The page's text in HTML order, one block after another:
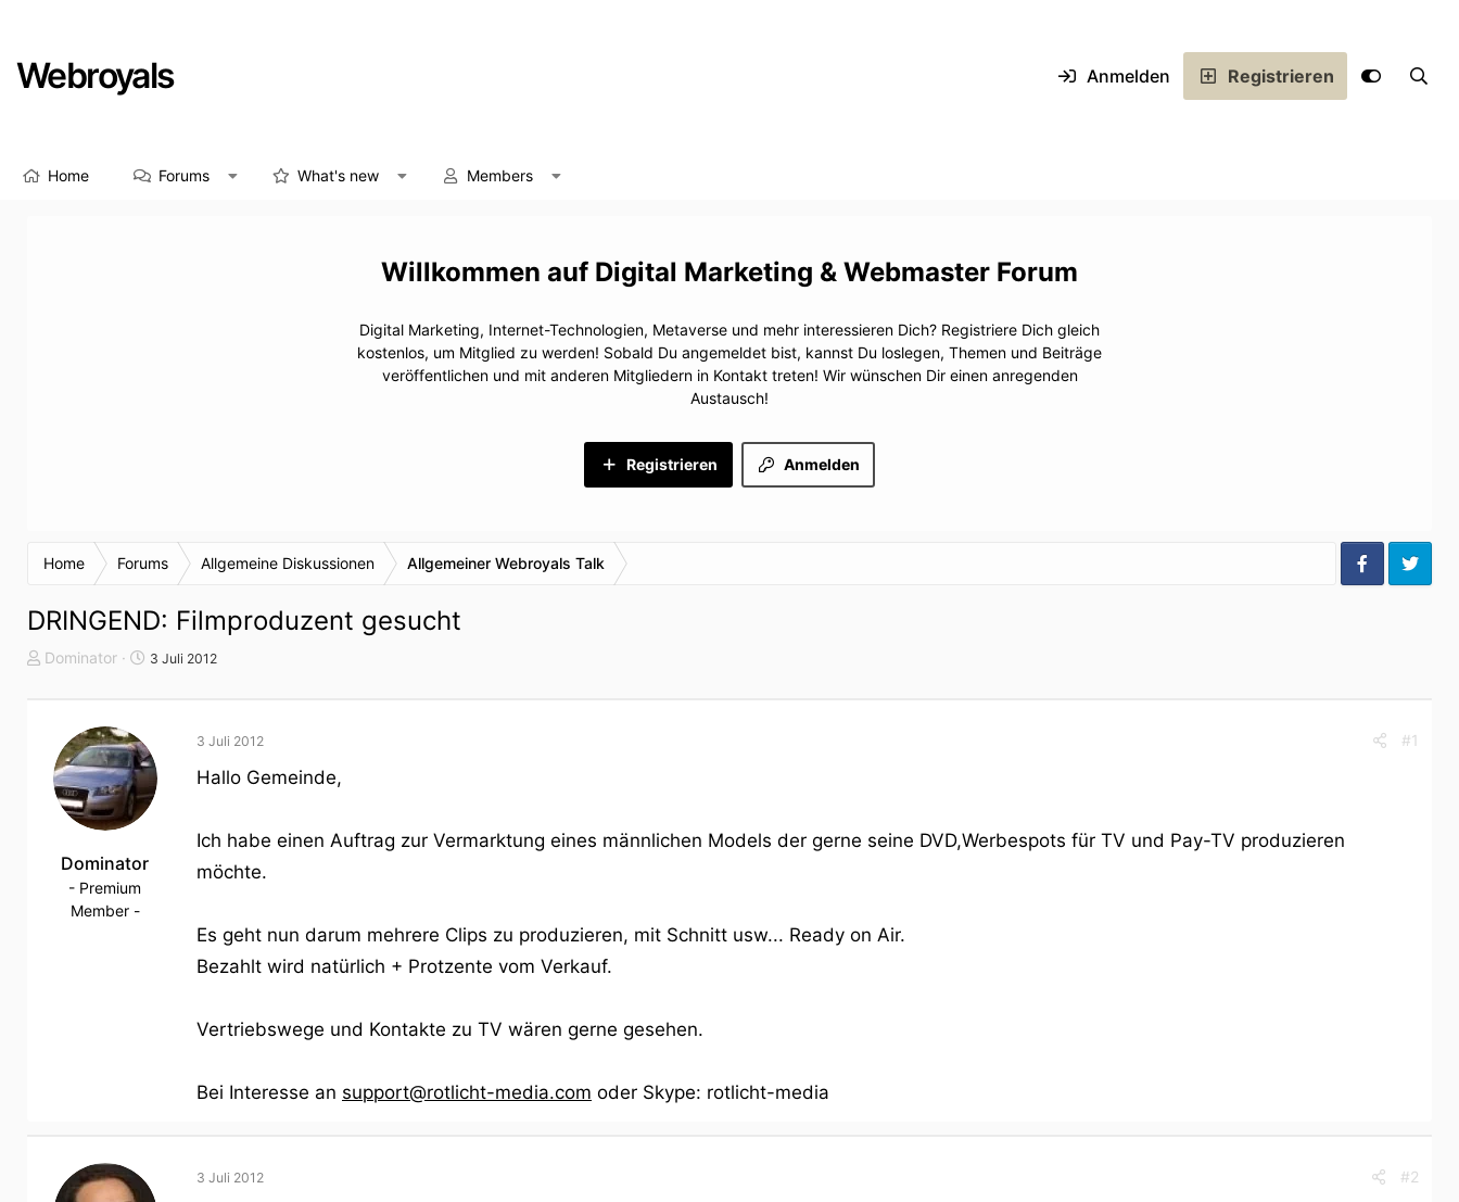
Webroyals Anmelden Registrieren
Home Forums What's new Members
Digital Marketing & Webmaster Forum
Digital Marketing, Internet-Technologien, Metaverse und mehr interessieren Dich? Registriere Dich gleich
kostenlos, um Mitglied zu werden! Sobald Du angemeldet bist, kannst Du loslegen, Themen und Beiträge
veröffentlichen und mit anderen Mitgliedern in Kontakt treten! Wir wünschen Dir einen anregenden
Austausch!
Anmelden
Registrieren
Home Forums Allgemeine Diskussionen Allgemeiner Webroyals Talk
DRINGEND: Filmproduzent gesucht
T
Dominator
S
t
d
a
3 Juli 2012
Dominator
- Premium
Member -
3 Juli 2012 #1
Hallo Gemeinde,
Ich habe einen Auftrag zur Vermarktung eines männlichen Models der gerne seine DVD,Werbespots für TV und Pay-TV produzieren
möchte.
Es geht nun darum mehrere Clips zu produzieren, mit Schnitt usw... Ready on Air.
Bezahlt wird natürlich + Protzente vom Verkauf.
Vertriebswege und Kontakte zu TV wären gerne gesehen.
Bei Interesse an support@rotlicht-media.com oder Skype: rotlicht-media
3 Juli 2012 #2